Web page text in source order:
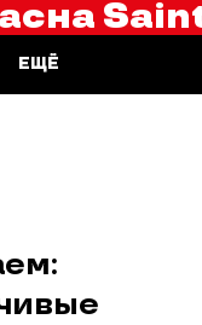
на
ЕЩЁ